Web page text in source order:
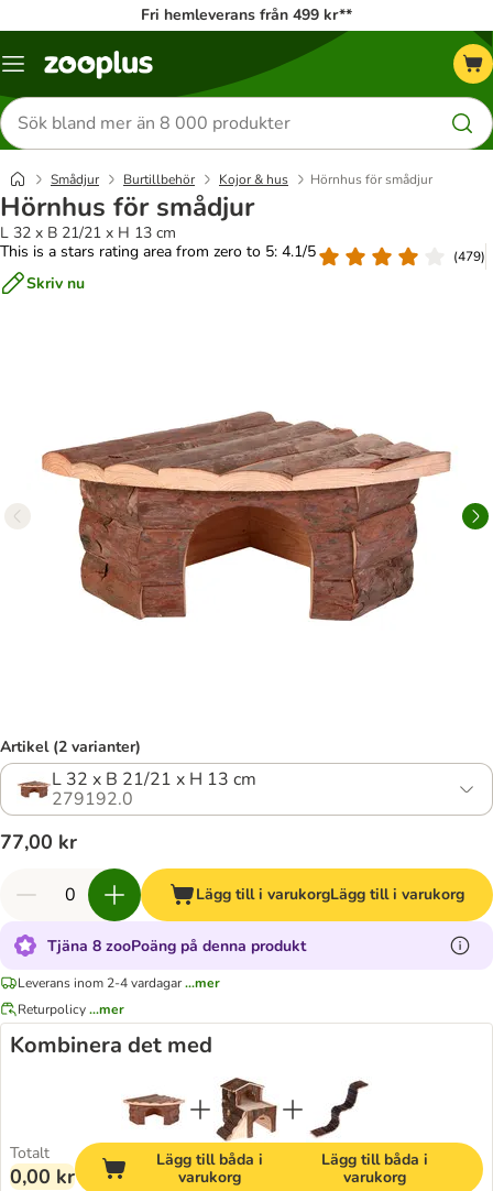
Fri hemleverans från 499 kr**
Katalogmeny
Sök
efter
produkter
Smådjur Burtillbehör Kojor & hus Hörnhus för smådjur
Hörnhus för smådjur
L 32 x B 21/21 x H 13 cm
This is a stars rating area from zero to 5: 4.1/5
(479)
Skriv nu
Artikel (2 varianter)
L 32 x B 21/21 x H 13 cm
279192.0
77,00 kr
Lägg till i varukorgLägg till i varukorg
Tjäna 8 zooPoäng på denna produkt
Leverans inom 2-4 vardagar...mer
Returpolicy...mer
Kombinera det med
Totalt
0,00 kr
Lägg till båda i
varukorg
Lägg till båda i
varukorg